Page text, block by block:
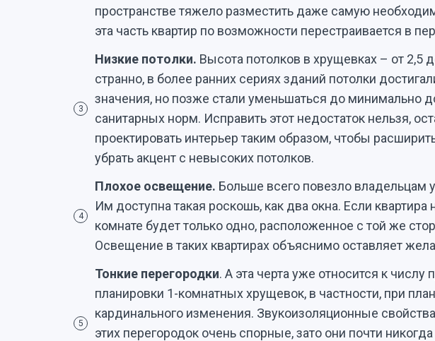
пространстве тяжело разместить даже самую
эта часть квартир по возможности перестраивается в
3
Низкие потолки. Высота потолков в хрущевках – от 2,5
странно, в более ранних сериях зданий потолки
значения, но позже стали уменьшаться до минимально
санитарных норм. Исправить этот недостаток нельзя,
проектировать интерьер таким образом, чтобы
убрать акцент с невысоких потолков.
4
Плохое освещение. Больше всего повезло владельцам
Им доступна такая роскошь, как два окна. Если квартира
комнате будет только одно, расположенное с той же
Освещение в таких квартирах объяснимо оставляет
5
Тонкие перегородки. А эта черта уже относится к числу
планировки 1-комнатных хрущевок, в частности, при
кардинального изменения. Звукоизоляционные
этих перегородок очень спорные, зато они почти